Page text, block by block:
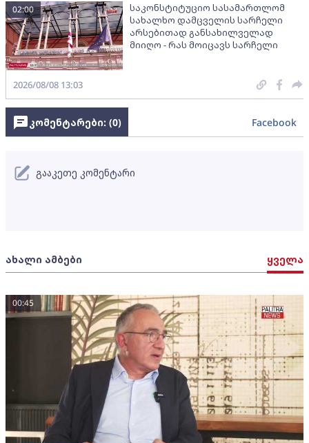
საკონსტიტუციო სასამართლომ
სახალხო დამცველის სარჩელი
არსებითად განსახილველად
მიიღო - რას მოიცავს სარჩელი
02:00
2026/08/08 13:03
ახალი ამბები ყველა
00:45
კომენტარები: (0) Facebook
გააკეთე კომენტარი